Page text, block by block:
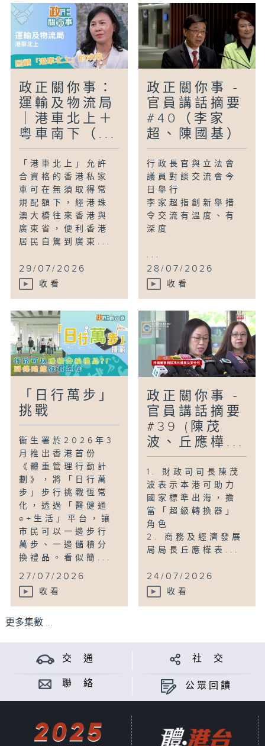
政正關你事：
運輸及物流局
｜港車北上＋
粵車南下（...
「港車北上」允許
合資格的香港私家
車可在無須取得常
規配額下，經港珠
澳大橋往來香港與
廣東省，便利香港
居民自駕到廣東...
29/07/2026
收看
政正關你事 -
官員講話摘要
#40（李家
超、陳國基）
行政長官與立法會
議員對談交流會今
日舉行
李家超指創新舉措
令交流有溫度、有
深度
...
28/07/2026
收看
「日行萬步」
挑戰
衞生署於2026年3
月推出香港首份
《體重管理行動計
劃》，將「日行萬
步」步行挑戰恆常
化，透過「醫健通
e+生活」平台，讓
市民可以一邊步行
萬步、一邊儲積分
換禮品。看似簡...
27/07/2026
收看
政正關你事 -
官員講話摘要
#39 (陳茂
波、丘應樺...
1. 財政司司長陳茂
波表示本港可助力
國家標準出海，擔
當「超級轉換器」
角色
2. 商務及經濟發展
局局長丘應樺表...
24/07/2026
收看
更多集數 ...
交 通 社 交
聯 絡 公眾回饋